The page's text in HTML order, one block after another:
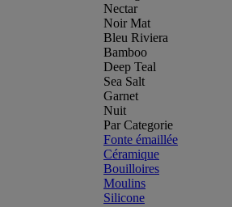
Nectar
Noir Mat
Bleu Riviera
Bamboo
Deep Teal
Sea Salt
Garnet
Nuit
Par Categorie
Fonte émaillée
Céramique
Bouilloires
Moulins
Silicone